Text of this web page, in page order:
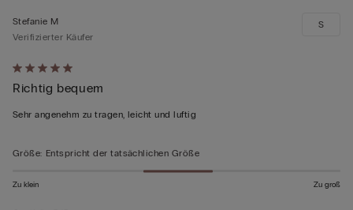
Mit
5
von
bewertet
Stefanie M
Verifizierter Käufer
Richtig bequem
Sehr angenehm zu tragen, leicht und luftig
S
Größe: Entspricht der tatsächlichen Größe
Zu klein Zu groß